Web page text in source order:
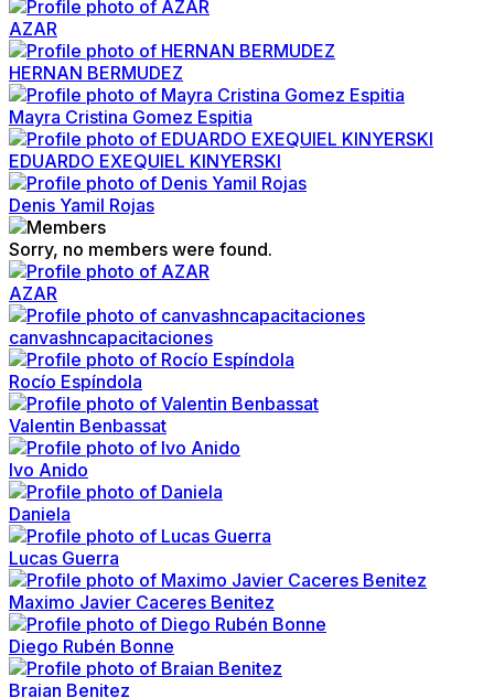
AZAR
HERNAN BERMUDEZ
Mayra Cristina Gomez Espitia
EDUARDO EXEQUIEL KINYERSKI
Denis Yamil Rojas
Sorry, no members were found.
AZAR
canvashncapacitaciones
Rocío Espíndola
Valentin Benbassat
Ivo Anido
Daniela
Lucas Guerra
Maximo Javier Caceres Benitez
Diego Rubén Bonne
Braian Benitez